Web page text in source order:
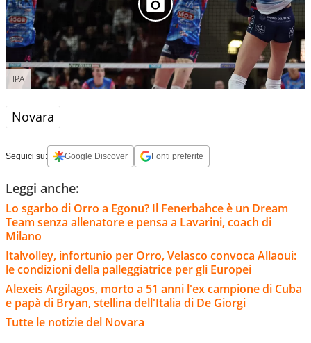
IPA
Novara
Seguici su: Google Discover Fonti preferite
Leggi anche:
Lo sgarbo di Orro a Egonu? Il Fenerbahce è un Dream
Team senza allenatore e pensa a Lavarini, coach di
Milano
Italvolley, infortunio per Orro, Velasco convoca Allaoui:
le condizioni della palleggiatrice per gli Europei
Alexeis Argilagos, morto a 51 anni l'ex campione di Cuba
e papà di Bryan, stellina dell'Italia di De Giorgi
Tutte le notizie del Novara